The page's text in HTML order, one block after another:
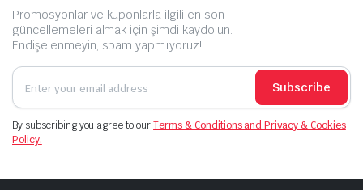
Promosyonlar ve kuponlarla ilgili en son
güncellemeleri almak için şimdi kaydolun.
Endişelenmeyin, spam yapmıyoruz!
Subscribe
By subscribing you agree to ourTerms & Conditions and Privacy & Cookies
Policy.